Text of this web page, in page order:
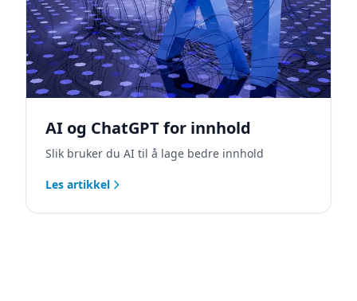
AI og ChatGPT for innhold
Slik bruker du AI til å lage bedre innhold
Les artikkel